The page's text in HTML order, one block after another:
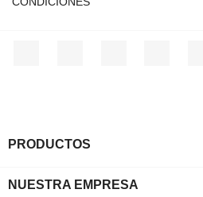
PRODUCTOS
NUESTRA EMPRESA